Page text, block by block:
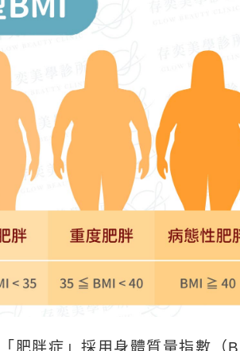
肥胖症」採用身體質量指數（